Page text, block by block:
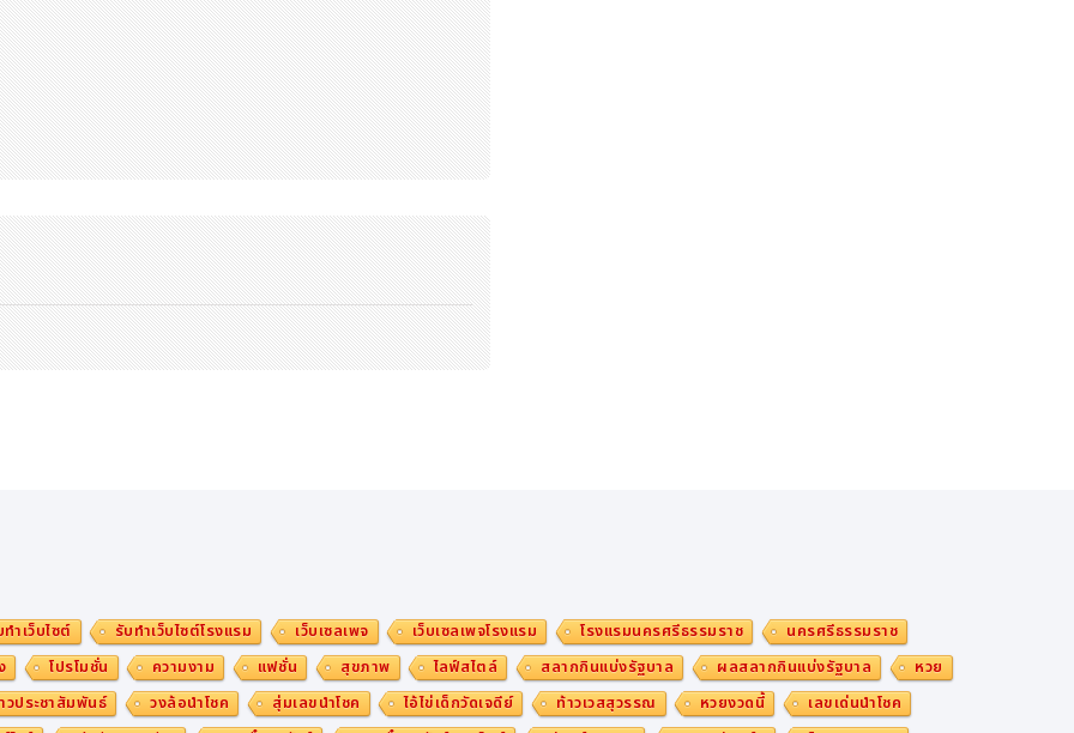
ทำเว็บไซต์ รับทำเว็บไซต์โรงแรม เว็บเซลเพจ เว็บเซลเพจโรงแรม โรงแรมนครศรีธรรมราช
นครศรีธรรมราช
โปรโมชั่น ความงาม แฟชั่น สุขภาพ ไลฟ์สไตล์ สลากกินแบ่งรัฐบาล ผลสลากกินแบ่งรัฐบาล
หวย
วประชาสัมพันธ์ วงล้อนำโชค สุ่มเลขนำโชค ไอ้ไข่เด็กวัดเจดีย์ ท้าวเวสสุวรรณ หวยงวดนี้
เลขเด่นนำโชค